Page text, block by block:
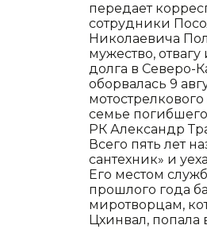
передает
сотрудники
Николаевича
мужество,
долга в Северо-
оборвалась 9
семье
РК Александр
Всего пять лет
сантехник» и
Его местом
прошлого года
миротворцам,
Цхинвал, попала